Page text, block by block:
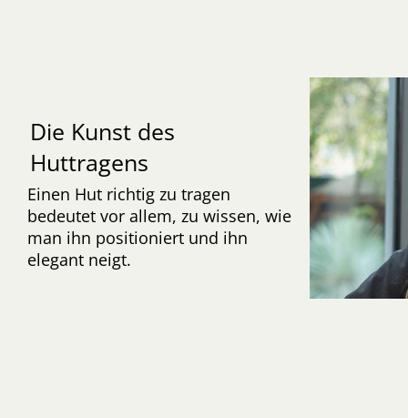
Die Kunst des
Huttragens
Einen Hut richtig zu tragen
bedeutet vor allem, zu wissen, wie
man ihn positioniert und ihn
elegant neigt.